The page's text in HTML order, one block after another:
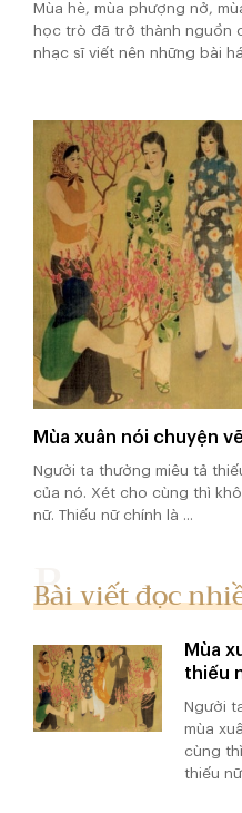
Mùa hè, mùa phượng nở,
học trò đã trở thành nguồn
nhạc sĩ viết nên những bài
Mùa xuân nói chuyện
Người ta thường miêu tả
của nó. Xét cho cùng thì
nữ. Thiếu nữ chính là ...
Bài viết đọc
Mùa
thiếu
Người
mùa
cùng
thiếu